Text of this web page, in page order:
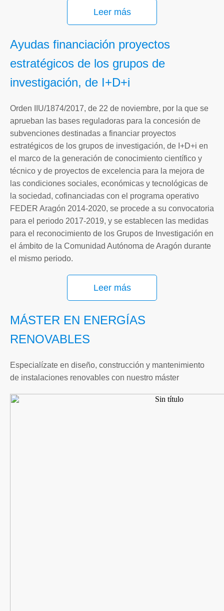
Leer más
Ayudas financiación proyectos
estratégicos de los grupos de
investigación, de I+D+i
Orden IIU/1874/2017, de 22 de noviembre, por la que se
aprueban las bases reguladoras para la concesión de
subvenciones destinadas a financiar proyectos
estratégicos de los grupos de investigación, de I+D+i en
el marco de la generación de conocimiento científico y
técnico y de proyectos de excelencia para la mejora de
las condiciones sociales, económicas y tecnológicas de
la sociedad, cofinanciadas con el programa operativo
FEDER Aragón 2014-2020, se procede a su convocatoria
para el periodo 2017-2019, y se establecen las medidas
para el reconocimiento de los Grupos de Investigación en
el ámbito de la Comunidad Autónoma de Aragón durante
el mismo periodo.
Leer más
MÁSTER EN ENERGÍAS
RENOVABLES
Especialízate en diseño, construcción y mantenimiento
de instalaciones renovables con nuestro máster